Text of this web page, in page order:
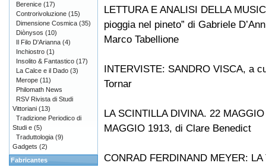
LETTURA E ANALISI DELLA
pioggia nel pineto” di Gabriele
Marco Tabellione
INTERVISTE: SANDRO VISCA, a
Tornar
LA SCINTILLA DIVINA. 22
MAGGIO 1913, di Clare Benedict
CONRAD FERDINAND MEYER: LA
Berenice (17)
Controrivoluzione (15)
Dimensione Cosmica (35)
Diònysos (10)
Il Filo D'Arianna (4)
Inchiostro (1)
Insolito & Fantastico (17)
La Calce e il Dado (3)
Merope (11)
Philomath News
RSV Rivista di Studi
Vittoriani (13)
Tradizione Periodico di
Studi e (5)
Traduttologia (9)
Gadgets (2)
Fabricantes